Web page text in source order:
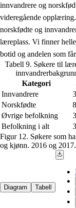
innvandrere og
videregående
norskfødte og
læreplass. Vi finner
botid og andelen som
Tabell 9. Søkere til
Kategori
Innvandrere
Norskfødte
Øvrige befolkning
Befolkning i alt
Figur 12. Søkere som
og kjønn. 2016 og 2017.
Diagram Tabell